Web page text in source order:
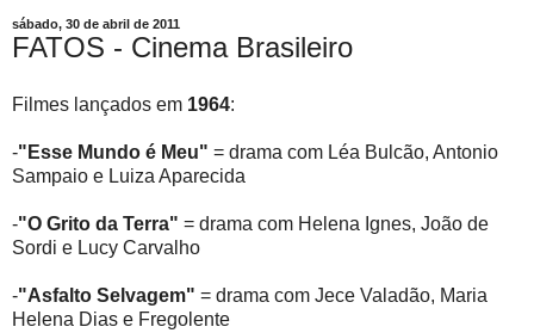
sábado, 30 de abril de 2011
FATOS - Cinema Brasileiro
Filmes lançados em 1964:
-"Esse Mundo é Meu" = drama com Léa Bulcão, Antonio
Sampaio e Luiza Aparecida
-"O Grito da Terra" = drama com Helena Ignes, João de
Sordi e Lucy Carvalho
-"Asfalto Selvagem" = drama com Jece Valadão, Maria
Helena Dias e Fregolente